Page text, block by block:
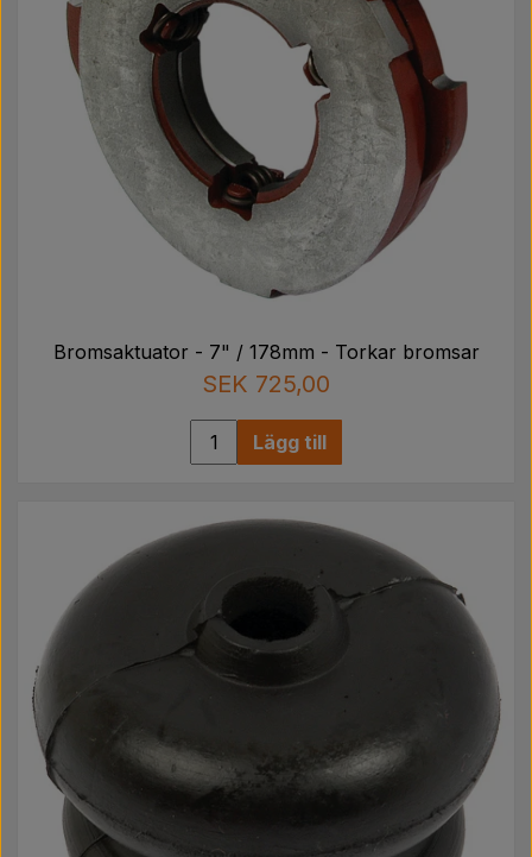
Bromsaktuator - 7" / 178mm - Torkar bromsar
SEK 725,00
Lägg till